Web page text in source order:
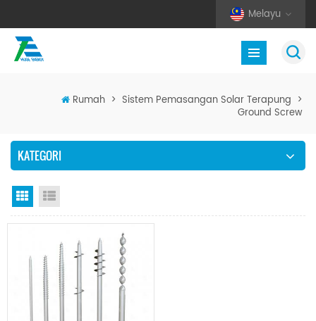
Melayu
Rumah > Sistem Pemasangan Solar Terapung >
Ground Screw
KATEGORI
Paparan grid